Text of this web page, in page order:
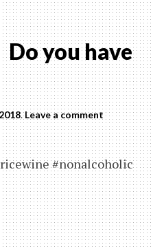
you have
. Leave a comment
#nonalcoholic